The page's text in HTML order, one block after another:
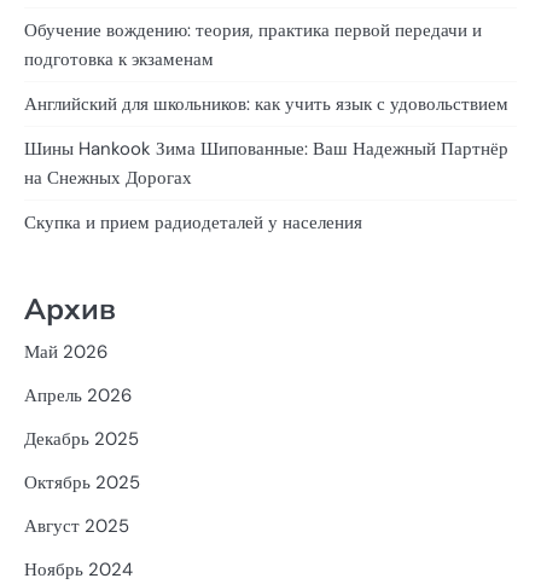
Обучение вождению: теория, практика первой передачи и
подготовка к экзаменам
Английский для школьников: как учить язык с удовольствием
Шины Hankook Зима Шипованные: Ваш Надежный Партнёр
на Снежных Дорогах
Скупка и прием радиодеталей у населения
Архив
Май 2026
Апрель 2026
Декабрь 2025
Октябрь 2025
Август 2025
Ноябрь 2024